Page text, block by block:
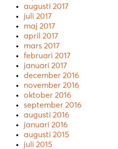
augusti 2017
juli 2017
maj 2017
april 2017
mars 2017
februari 2017
januari 2017
december 2016
november 2016
oktober 2016
september 2016
augusti 2016
januari 2016
augusti 2015
juli 2015